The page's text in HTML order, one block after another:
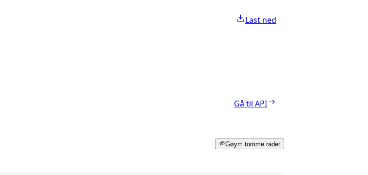
Last ned
Gå til API
Gøym tomme rader